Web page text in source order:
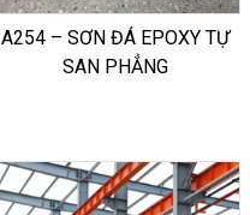
A254 – SƠN ĐÁ EPOXY TỰ
SAN PHẲNG